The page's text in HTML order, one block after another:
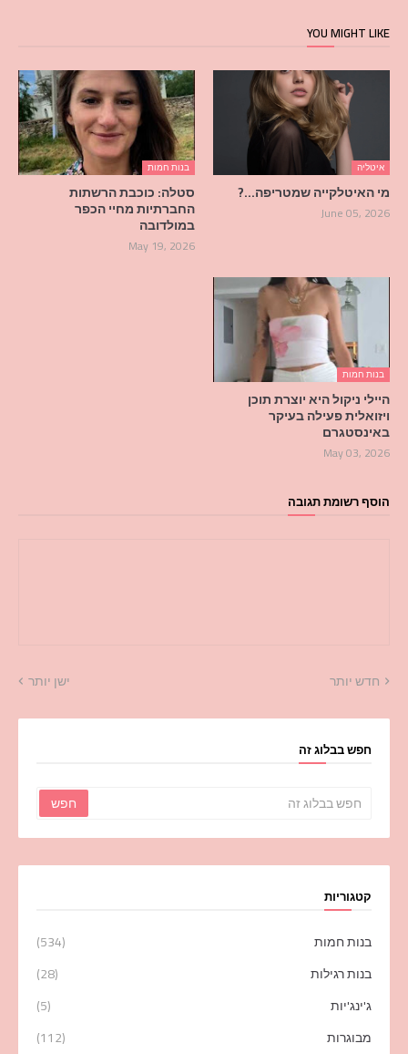
YOU MIGHT LIKE
איטליה
מי האיטלקייה שמטריפה…?
June 05, 2026
בנות חמות
סטלה: כוכבת הרשתות
החברתיות מחיי הכפר
במולדובה
May 19, 2026
בנות חמות
היילי ניקול היא יוצרת תוכן
ויזואלית פעילה בעיקר
באינסטגרם
May 03, 2026
הוסף רשומת תגובה
חדש יותר ישן יותר
חפש בבלוג זה
קטגוריות
בנות חמות
(534)
בנות רגילות
(28)
ג'ינג'יות
(5)
מבוגרות
(112)